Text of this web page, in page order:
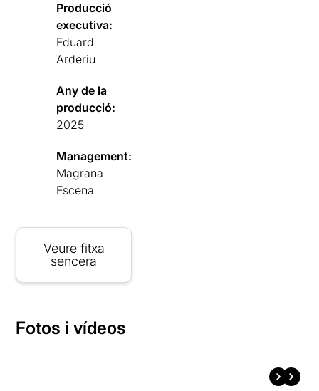
Producció
executiva:
Eduard
Arderiu
Any de la
producció:
2025
Management:
Magrana
Escena
Veure fitxa
sencera
Fotos i vídeos